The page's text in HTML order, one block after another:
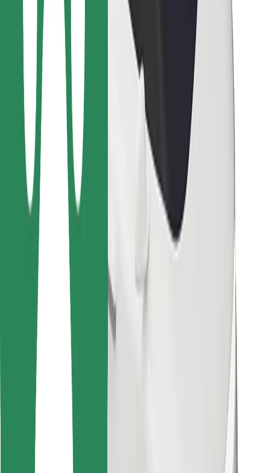
Pentru proprietarii de flotă
Pentru restaurante
Bolt For Business
Furnizori
Termeni și Condiții
Cookie-uri
Securitate
Obține o cursă în câteva minute!
Descarcă aplicația Bolt Food